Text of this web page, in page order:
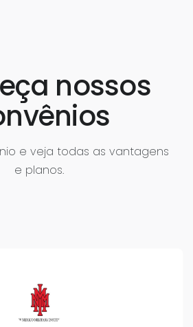
nossos
e veja todas as vantagens
e planos.